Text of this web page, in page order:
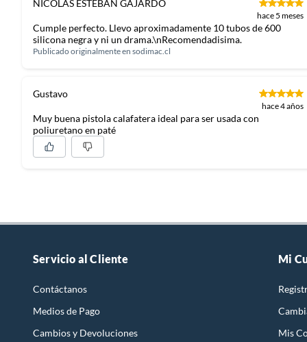
NICOLAS ESTEBAN GAJARDO
hace 5 meses
Cumple perfecto. Llevo aproximadamente 10 tubos de 600
silicona negra y ni un drama.\nRecomendadisima.
Publicado originalmente en sodimac.cl
Gustavo
hace 4 años
Muy buena pistola calafatera ideal para ser usada con
poliuretano en paté
Servicio al Cliente
Contáctanos
Medios de Pago
Cambios y Devoluciones
Mi
Mis